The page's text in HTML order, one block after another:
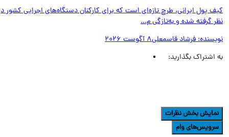
پول ایرانی، طرح تازه‌ای است که برای کارکنان دستگاه‌های اجرایی کشور در
گرفته شده و به‌تازگی م...
فرشاد قاسمعلی8 آگوست 2026
اشتراک بگذارید:
بخش نظرات
وام